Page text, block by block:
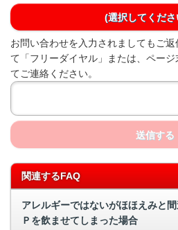
(選択してくださ
お問い合わせを入力されましてもご
て「フリーダイヤル」または、ペー
てご連絡ください。
送信する
関連するFAQ
アレルギーではないがほほえみと
Ｐを飲ませてしまった場合